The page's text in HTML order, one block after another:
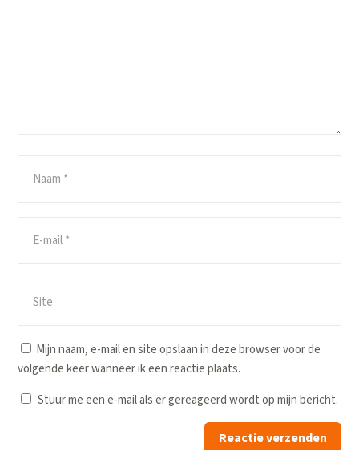
Mijn naam, e-mail en site opslaan in deze browser voor de
volgende keer wanneer ik een reactie plaats.
Stuur me een e-mail als er gereageerd wordt op mijn bericht.
Reactie verzenden